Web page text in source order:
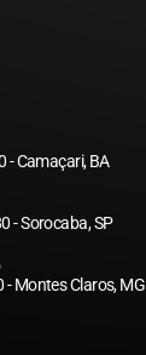
- Camaçari, BA
- Sorocaba, SP
Montes Claros, MG